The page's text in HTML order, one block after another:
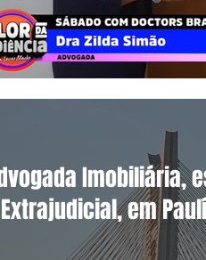
Imobiliária,
Extrajudicial, em